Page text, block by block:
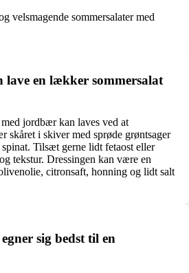
velsmagende sommersalater med
en lækker sommersalat
jordbær kan laves ved at
skåret i skiver med sprøde grøntsager
Tilsæt gerne lidt fetaost eller
tekstur. Dressingen kan være en
citronsaft, honning og lidt salt
sig bedst til en